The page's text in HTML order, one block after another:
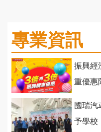
專業資訊
振興經
重優惠
國瑞汽
予學校